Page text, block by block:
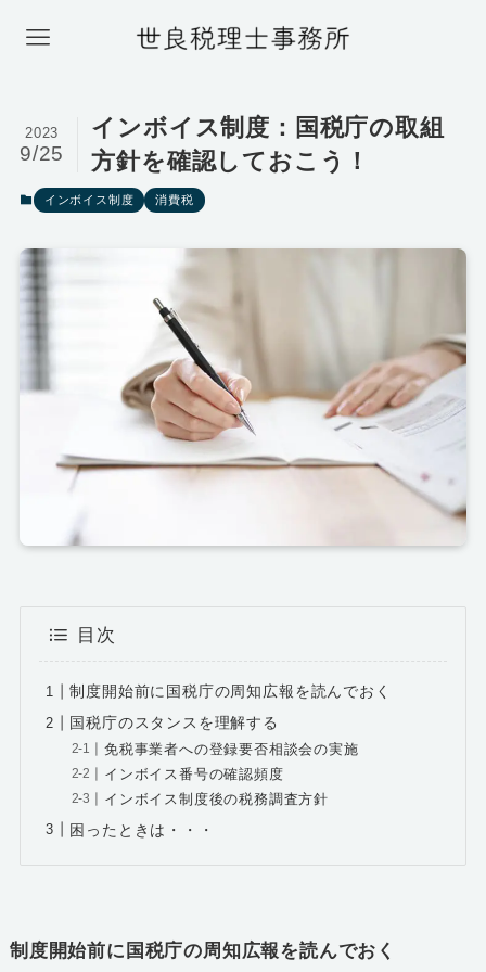
インボイス制度：国税庁の取組
方針を確認しておこう！
2023
9/25
インボイス制度 消費税
目次
制度開始前に国税庁の周知広報を読んでおく
国税庁のスタンスを理解する
免税事業者への登録要否相談会の実施
インボイス番号の確認頻度
インボイス制度後の税務調査方針
困ったときは・・・
制度開始前に国税庁の周知広報を読んでおく